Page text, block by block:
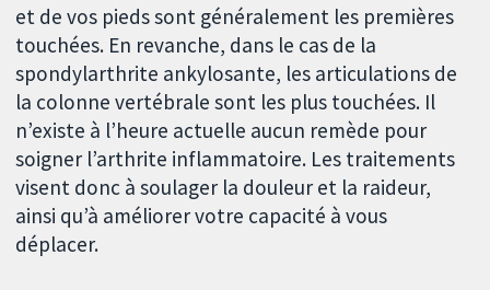
et de vos pieds sont généralement les premières
touchées. En revanche, dans le cas de la
spondylarthrite ankylosante, les articulations de
la colonne vertébrale sont les plus touchées. Il
n’existe à l’heure actuelle aucun remède pour
soigner l’arthrite inflammatoire. Les traitements
visent donc à soulager la douleur et la raideur,
ainsi qu’à améliorer votre capacité à vous
déplacer.